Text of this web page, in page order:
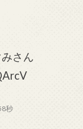
さん
秒